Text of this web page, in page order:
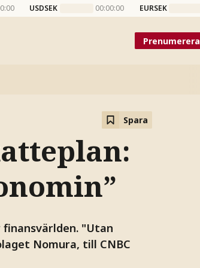
USDSEK 00:00:00 EURSEK
Prenumerera
Spara
"Utan
Nomura, till CNBC